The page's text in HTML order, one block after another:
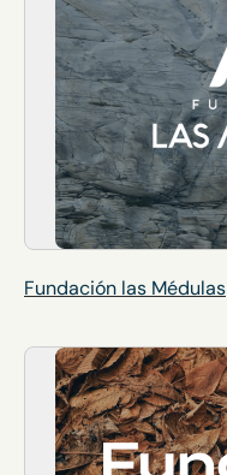
Fundación las Médulas